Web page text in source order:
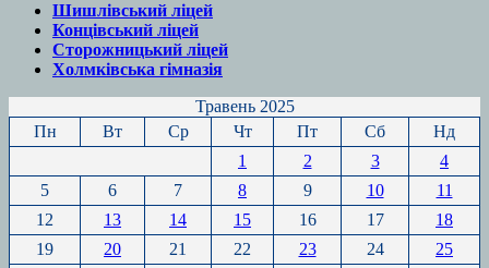
Шишлівський ліцей
Концівський ліцей
Сторожницький ліцей
Холмківська гімназія
Травень 2025
Пн
Вт Ср Чт Пт Сб
Нд
1
2 3
4
5
6 7 8 9 10
11
12
13 14 15 16 17
18
19
20 21 22 23 24
25